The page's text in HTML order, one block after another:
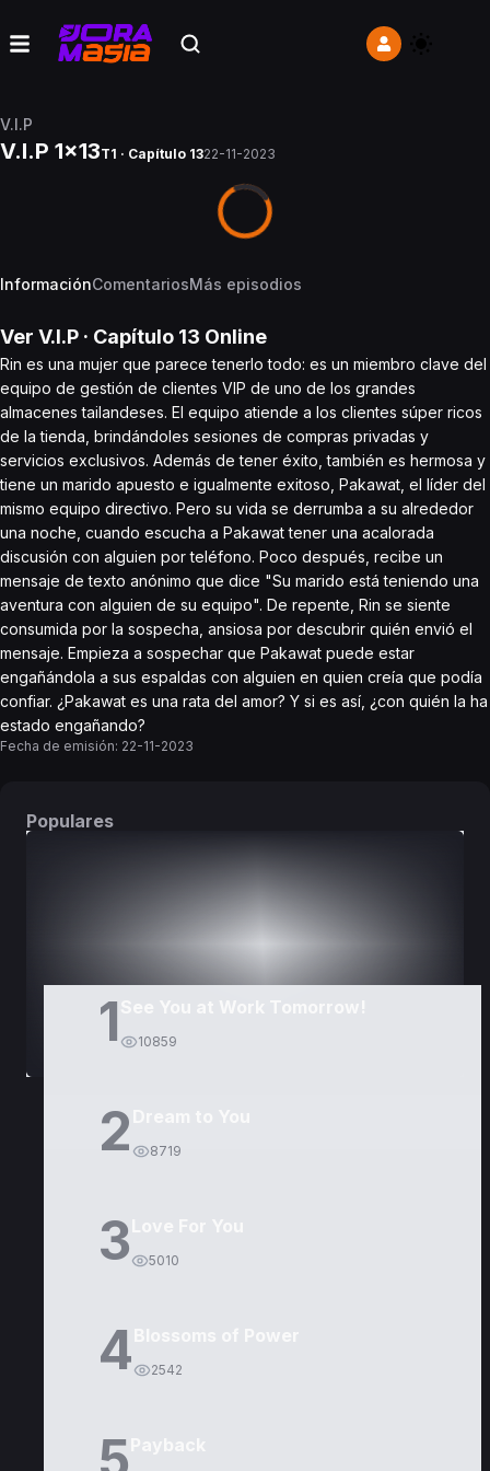
V.I.P
V.I.P 1x13T1 · Capítulo 1322-11-2023
InformaciónComentariosMás episodios
Ver V.I.P · Capítulo 13 Online
Rin es una mujer que parece tenerlo todo: es un miembro clave del
equipo de gestión de clientes VIP de uno de los grandes
almacenes tailandeses. El equipo atiende a los clientes súper ricos
de la tienda, brindándoles sesiones de compras privadas y
servicios exclusivos. Además de tener éxito, también es hermosa y
tiene un marido apuesto e igualmente exitoso, Pakawat, el líder del
mismo equipo directivo. Pero su vida se derrumba a su alrededor
una noche, cuando escucha a Pakawat tener una acalorada
discusión con alguien por teléfono. Poco después, recibe un
mensaje de texto anónimo que dice "Su marido está teniendo una
aventura con alguien de su equipo". De repente, Rin se siente
consumida por la sospecha, ansiosa por descubrir quién envió el
mensaje. Empieza a sospechar que Pakawat puede estar
engañándola a sus espaldas con alguien en quien creía que podía
confiar. ¿Pakawat es una rata del amor? Y si es así, ¿con quién la ha
estado engañando?
Fecha de emisión: 22-11-2023
Populares
1 10859
2 8719
3 5010
4 2542